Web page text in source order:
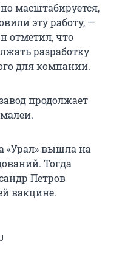
масштабируется,
эту работу, —
отметил, что
разработку
для компании.
продолжает
«Урал» вышла на
Тогда
Петров
вакцине.